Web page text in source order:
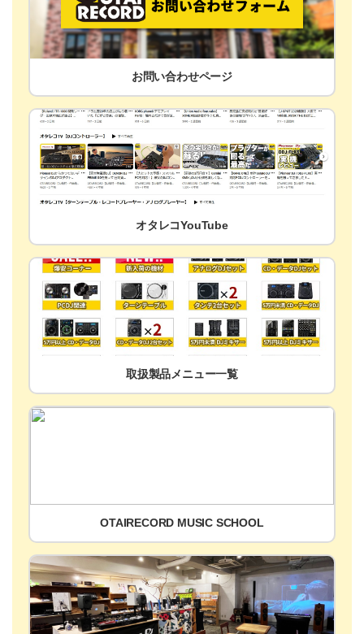
お問い合わせページ
オタレコYouTube
取扱製品メニュー一覧
OTAIRECORD MUSIC SCHOOL